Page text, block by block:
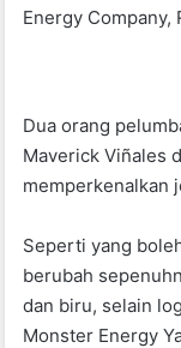
Energy
Dua orang
Maverick Viñales
memperkenalkan
Seperti yang
berubah
dan biru, selain
Monster Energy